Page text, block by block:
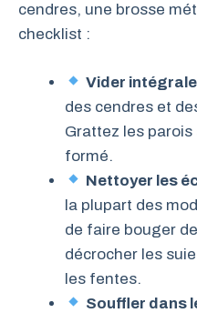
cendres, une brosse
checklist :
Vider
des cendres et
Grattez les parois
formé.
Nettoyer les
la plupart des
de faire bouger
décrocher les
les fentes.
Souffler dans